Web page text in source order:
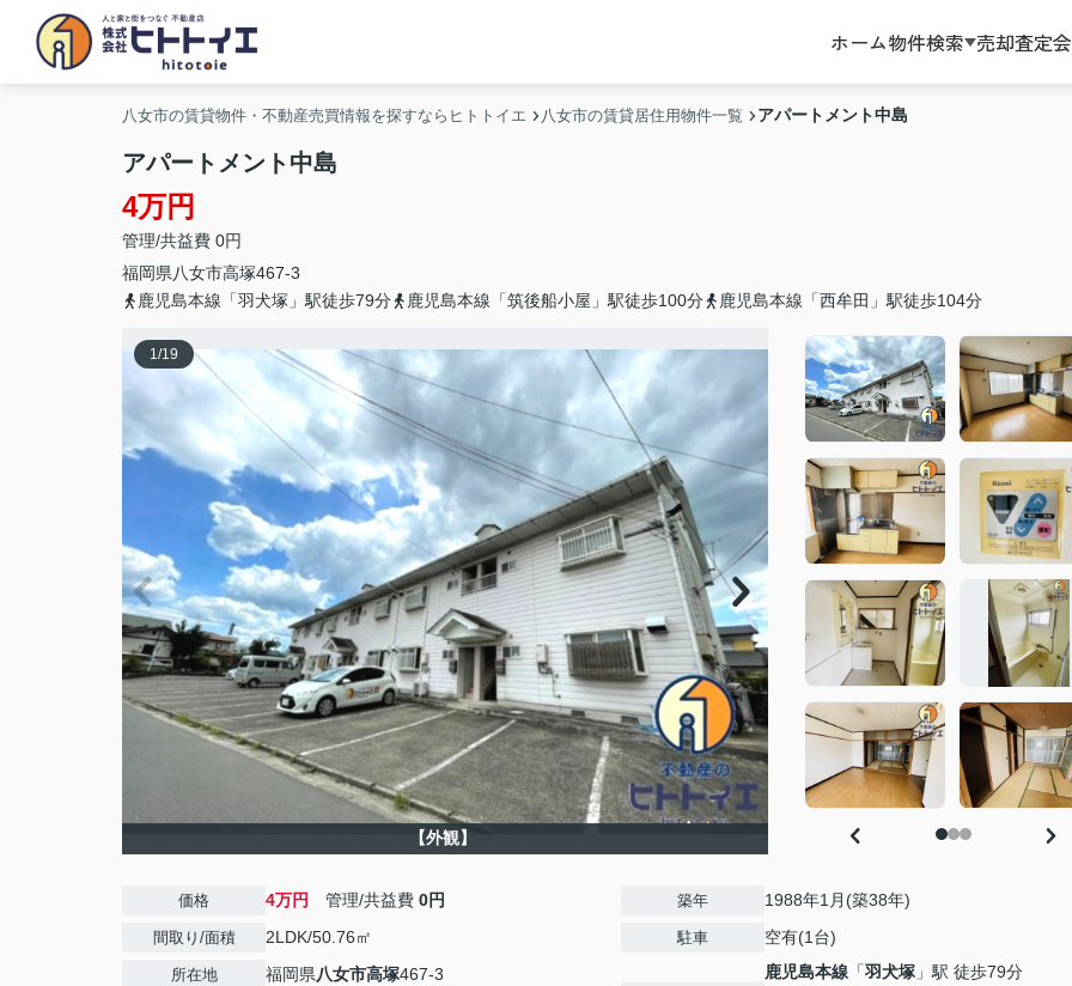
ホーム物件検索 売却査定
八女市の賃貸物件・不動産売買情報を探すならヒトトイエ 八女市の賃貸居住用物件一覧 アパートメント中島
アパートメント中島
4万円
管理/共益費 0円
福岡県八女市高塚467-3
鹿児島本線「羽犬塚」駅徒歩79分
鹿児島本線「筑後船小屋」駅徒歩100分 鹿児島本線「西牟田」駅徒歩104分
1/19
【外観】
価格 4万円 管理/共益費 0円
間取り/面積 2LDK/50.76㎡
所在地 福岡県八女市高塚467-3
築年 1988年1月(築38年)
駐車 空有(1台)
鹿児島本線 「羽犬塚 」駅 徒歩79分